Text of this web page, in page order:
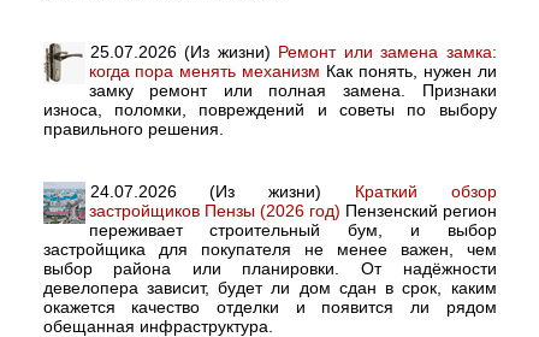
25.07.2026 (Из жизни) Ремонт или замена замка:
когда пора менять механизм Как понять, нужен ли
замку ремонт или полная замена. Признаки
износа, поломки, повреждений и советы по выбору
правильного решения.
24.07.2026 (Из жизни) Краткий обзор
застройщиков Пензы (2026 год) Пензенский регион
переживает строительный бум, и выбор
застройщика для покупателя не менее важен, чем
выбор района или планировки. От надёжности
девелопера зависит, будет ли дом сдан в срок, каким
окажется качество отделки и появится ли рядом
обещанная инфраструктура.